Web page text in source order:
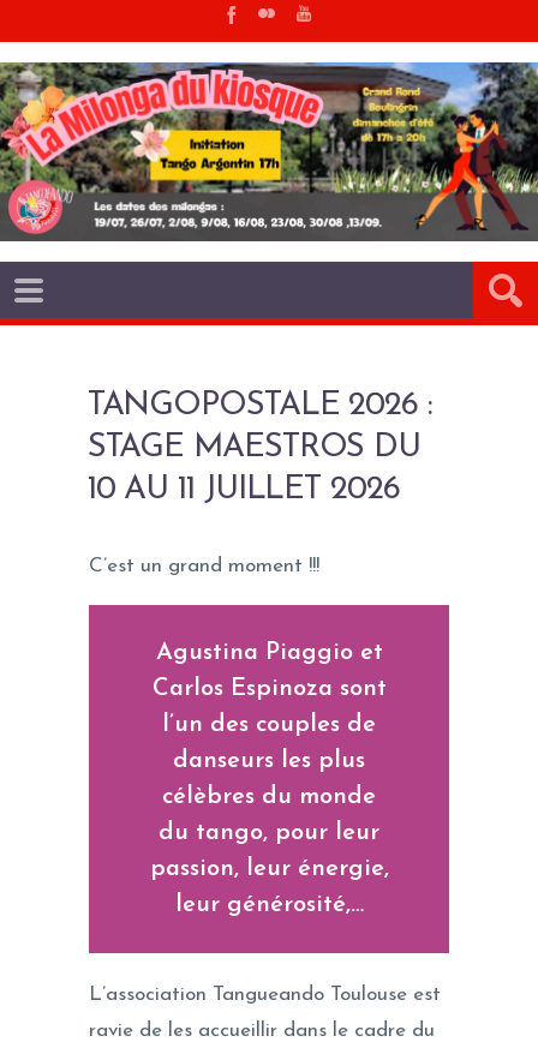
TANGOPOSTALE 2026 :
STAGE MAESTROS DU
10 AU 11 JUILLET 2026
C’est un grand moment !!!
Agustina Piaggio et
Carlos Espinoza sont
l’un des couples de
danseurs les plus
célèbres du monde
du tango, pour leur
passion, leur énergie,
leur générosité,…
L’association Tangueando Toulouse est
ravie de les accueillir dans le cadre du